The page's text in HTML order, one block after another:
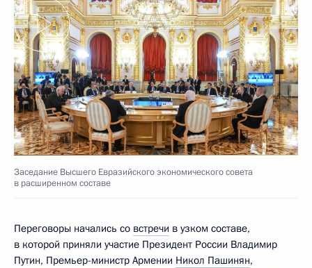
Заседание Высшего Евразийского экономического совета
в расширенном составе
Переговоры начались со встречи в узком составе,
в которой приняли участие Президент России Владимир
Путин, Премьер-министр Армении Никол Пашинян,